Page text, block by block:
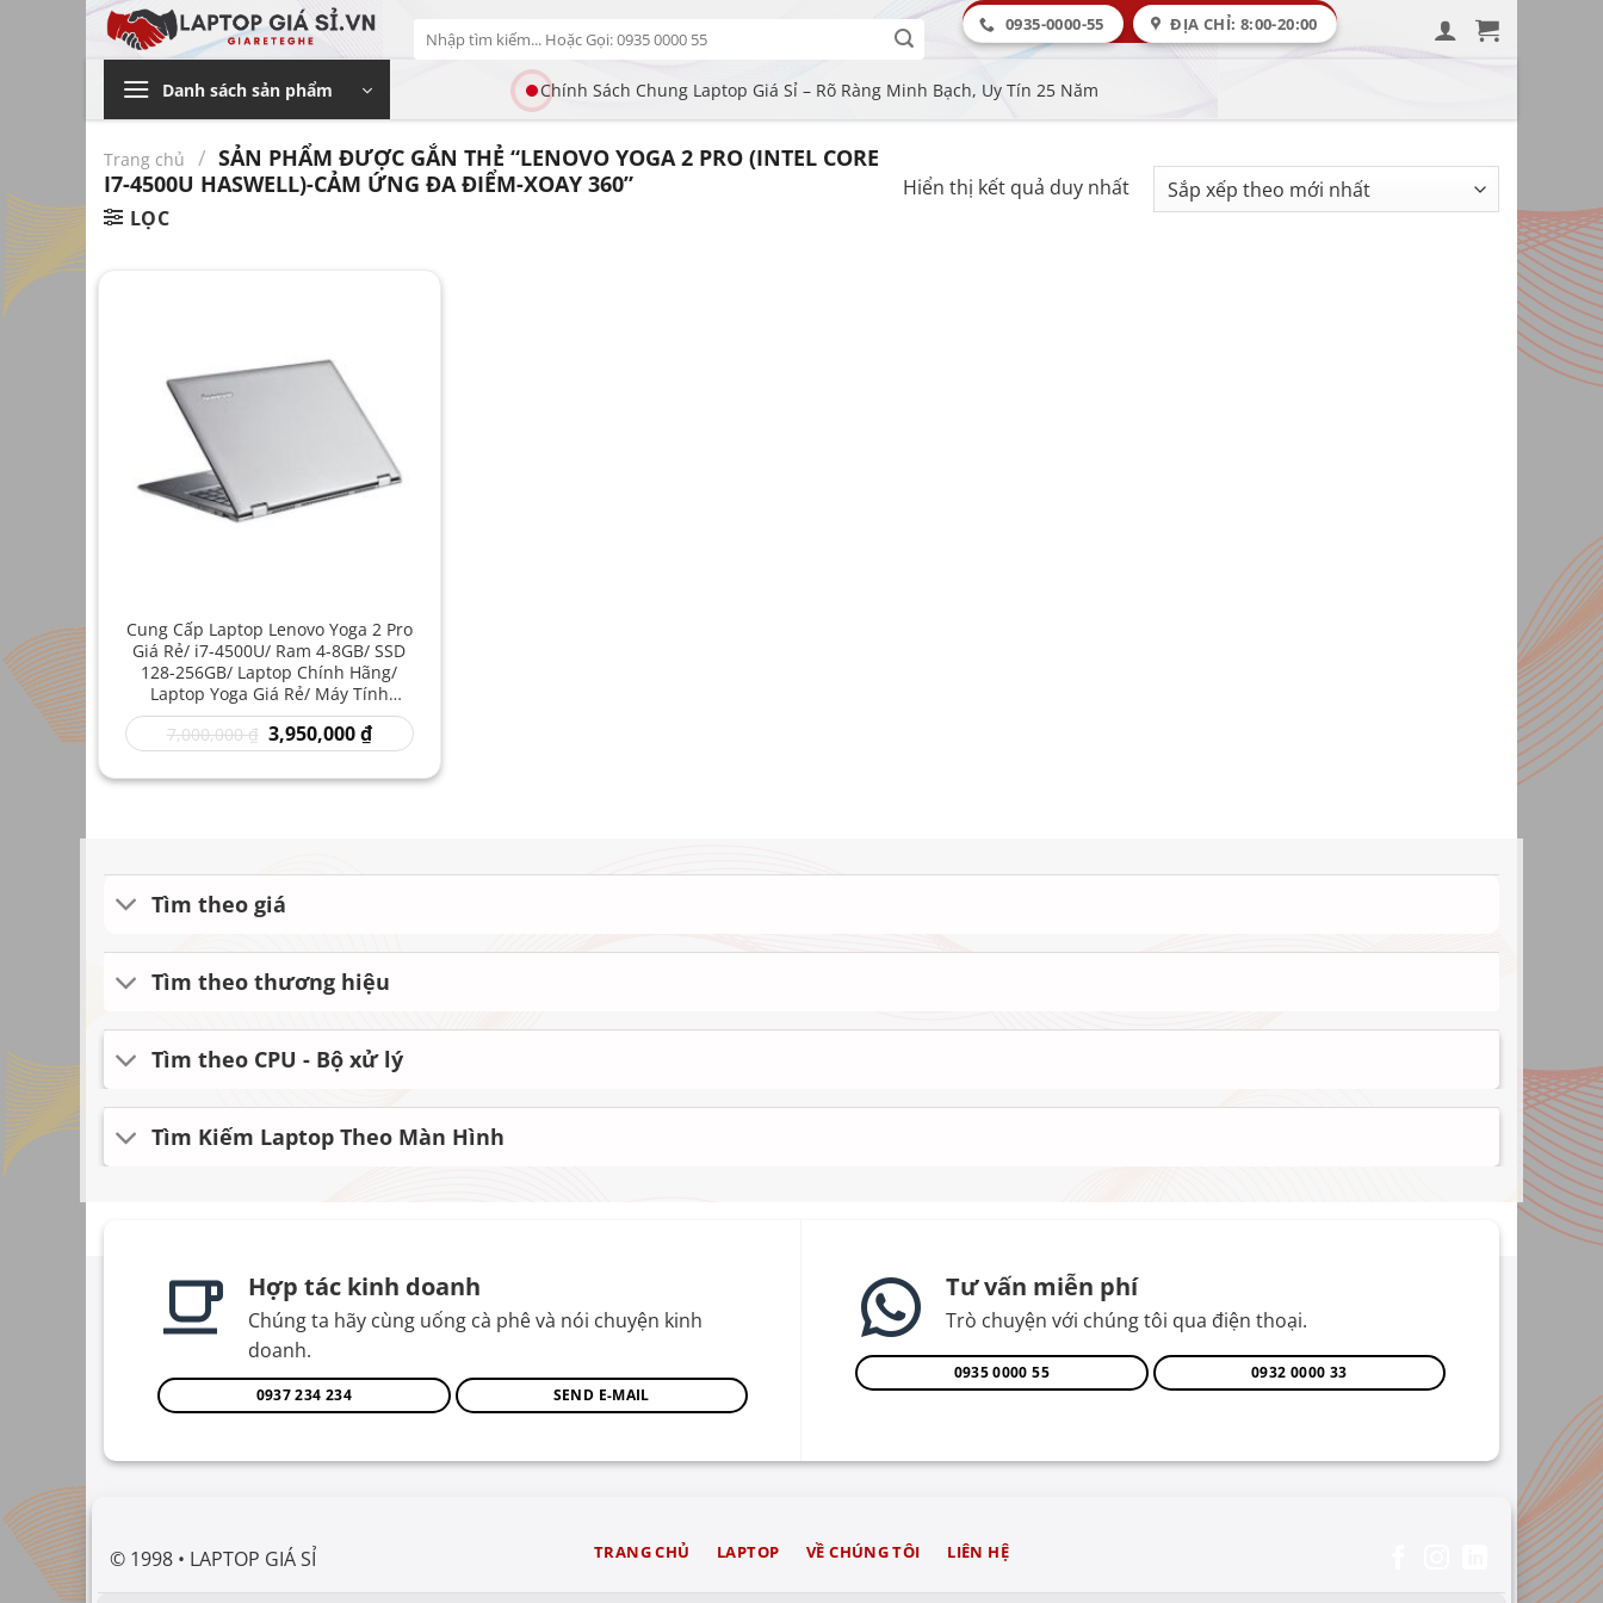
Bỏ
qua
dung
Tìm
kiếm:
0935-0000-55 ĐỊA CHỈ: 8:00-20:00
Danh sách sản phẩm Chính Sách Chung Laptop Giá Sỉ – Rõ Ràng Minh Bạch, Uy Tín 25 Năm
Trang chủ / SẢN PHẨM ĐƯỢC GẮN THẺ “LENOVO YOGA 2 PRO (INTEL CORE
I7-4500U HASWELL)-CẢM ỨNG ĐA ĐIỂM-XOAY 360”
LỌC
Hiển thị kết quả duy nhất
Cung Cấp Laptop Lenovo Yoga 2 Pro
Giá Rẻ/ i7-4500U/ Ram 4-8GB/ SSD
128-256GB/ Laptop Chính Hãng/
Laptop Yoga Giá Rẻ/ Máy Tính
Lenovo Xách Tay Cũ
7,000,000₫ Giá
gốc
7,000,000 ₫.
3,950,000₫Giá
hiện
là:
Tìm theo giá
Tìm theo thương hiệu
Tìm theo CPU - Bộ xử lý
Tìm Kiếm Laptop Theo Màn Hình
Hợp tác kinh doanh
Chúng ta hãy cùng uống cà phê và nói chuyện kinh
doanh.
0937 234 234 SEND E-MAIL
Tư vấn miễn phí
Trò chuyện với chúng tôi qua điện thoại.
0935 0000 55 0932 0000 33
© 1998 • LAPTOP GIÁ SỈ TRANG CHỦ LAPTOP VỀ CHÚNG TÔI LIÊN HỆ